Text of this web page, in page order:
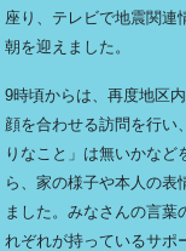
座り、テレビで地震関連
朝を迎えました。
9時頃からは、再度地区
顔を合わせる訪問を行い
りなこと」は無いかなど
ら、家の様子や本人の表
ました。みなさんの言葉
れぞれが持っているサポ